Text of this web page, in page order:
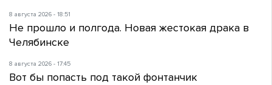
8 августа 2026 - 18:51
Не прошло и полгода. Новая жестокая драка в
Челябинске
8 августа 2026 - 17:45
Вот бы попасть под такой фонтанчик